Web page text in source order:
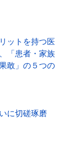
ットを持つ医
「患者・家族
敢」の５つの
に切磋琢磨